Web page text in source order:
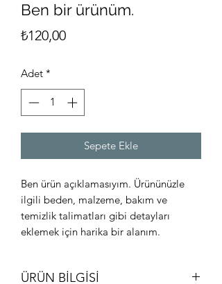
Ben bir ürünüm.
₺120,00Fiyat
Adet *
Sepete Ekle
Ben ürün açıklamasıyım. Ürününüzle
ilgili beden, malzeme, bakım ve
temizlik talimatları gibi detayları
eklemek için harika bir alanım.
ÜRÜN BİLGİSİ